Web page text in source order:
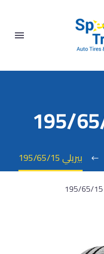
بيريلي 195/65/15